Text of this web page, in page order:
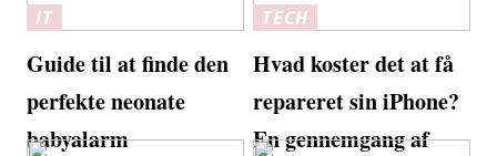
IT
Guide til at finde den
perfekte neonate
babyalarm
TECH
Hvad koster det at få
repareret sin iPhone?
En gennemgang af